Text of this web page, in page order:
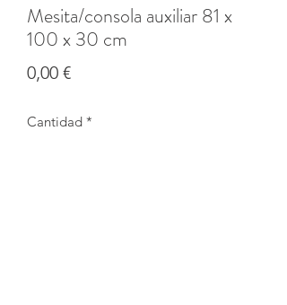
Mesita/consola auxiliar 81 x
100 x 30 cm
0,00 €Precio
Cantidad *